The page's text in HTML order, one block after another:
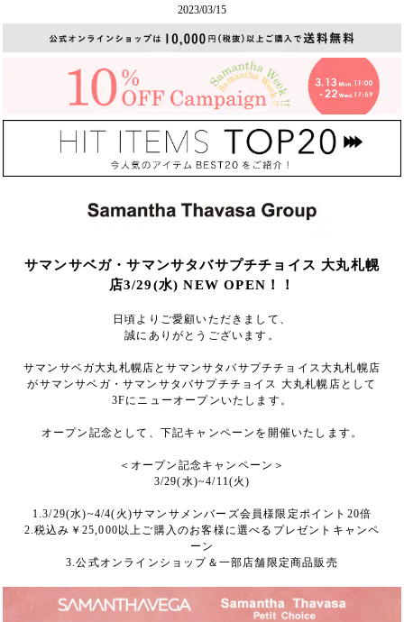
2023/03/15
サマンサベガ・サマンサタバサプチチョイス 大丸札幌
店3/29(水) NEW OPEN！！
日頃よりご愛顧いただきまして、
誠にありがとうございます。
サマンサベガ大丸札幌店とサマンサタバサプチチョイス大丸札幌店
がサマンサベガ・サマンサタバサプチチョイス 大丸札幌店として
3Fにニューオープンいたします。
オープン記念として、下記キャンペーンを開催いたします。
＜オープン記念キャンペーン＞
3/29(水)~4/11(火)
1.3/29(水)~4/4(火)サマンサメンバーズ会員様限定ポイント20倍
2.税込み￥25,000以上ご購入のお客様に選べるプレゼントキャンペ
ーン
3.公式オンラインショップ＆一部店舗限定商品販売